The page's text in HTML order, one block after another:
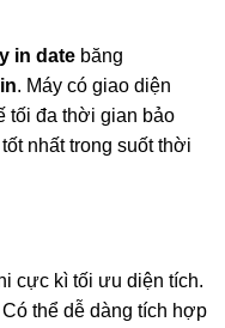
in date băng
. Máy có giao diện
tối đa thời gian bảo
nhất trong suốt thời
cực kì tối ưu diện tích.
thể dễ dàng tích hợp